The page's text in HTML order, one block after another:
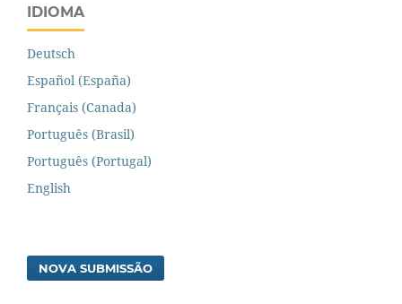
IDIOMA
Deutsch
Español (España)
Français (Canada)
Português (Brasil)
Português (Portugal)
English
NOVA SUBMISSÃO